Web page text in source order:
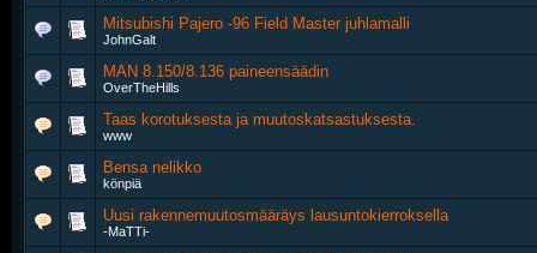
Mitsubishi Pajero -96 Field Master juhlamalli
JohnGalt
MAN 8.150/8.136 paineensäädin
OverTheHills
Taas korotuksesta ja muutoskatsastuksesta.
www
Bensa nelikko
könpiä
Uusi rakennemuutosmääräys lausuntokierroksella
-MaTTi-